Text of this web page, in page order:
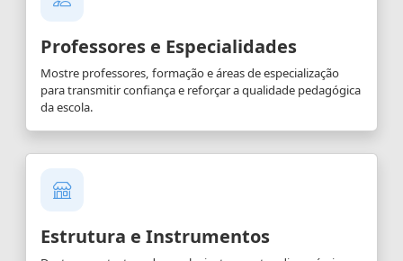
Professores e Especialidades
Mostre professores, formação e áreas de especialização
para transmitir confiança e reforçar a qualidade pedagógica
da escola.
Estrutura e Instrumentos